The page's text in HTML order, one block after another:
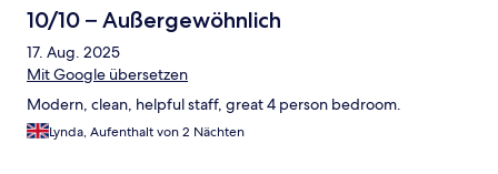
10/10 – Außergewöhnlich
17. Aug. 2025
Mit Google übersetzen
Modern, clean, helpful staff, great 4 person bedroom.
Lynda, Aufenthalt von 2 Nächten